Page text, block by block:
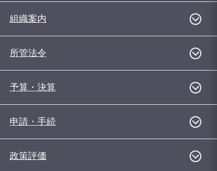
組織案内
所管法令
予算・決算
申請・手続
政策評価